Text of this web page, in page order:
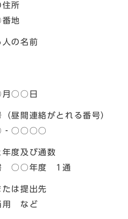
住所
地
人の名前
○○日
昼間連絡がとれる番号）
度及び通数
○○年度 1通
は提出先
用 など